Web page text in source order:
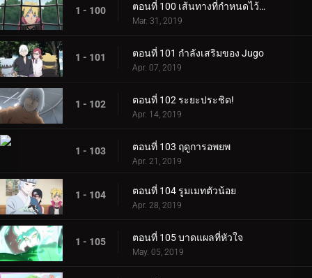
1 - 100 ตอนที่ 100 เส้นทางที่กำหนดไว้ล่วงหน้า
Mar. 31, 2019
1 - 101 ตอนที่ 101 กำลังเสริมของ Jugo
Apr. 07, 2019
1 - 102 ตอนที่ 102 ระยะประชิด!
Apr. 14, 2019
1 - 103 ตอนที่ 103 ฤดูการอพยพ
Apr. 21, 2019
1 - 104 ตอนที่ 104 รูมเมทตัวน้อย
Apr. 28, 2019
1 - 105 ตอนที่ 105 บาดแผลที่หัวใจ
May. 05, 2019